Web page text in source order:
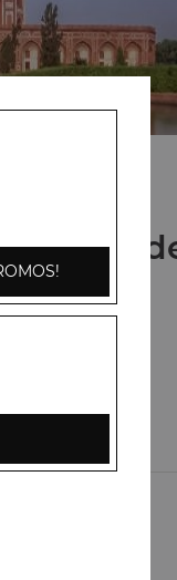
Nos
de terre, cumin,